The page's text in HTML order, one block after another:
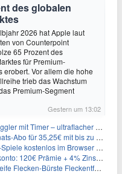
des globalen
2026 hat Apple laut
von Counterpoint
65 Prozent des
für Premium-
erobert. Vor allem die hohe
trieb das Wachstum
Premium-Segment
Gestern um 13:02
– ultraflacher Maus-Mover für 25,64€
für 35,25€ mit bis zu 30€ Gutschein
kostenlos im Browser spielen
Prämie + 4% Zinsen p.a. (6 Monate)
Bürste Fleckentferner 250 ml für 1,25€